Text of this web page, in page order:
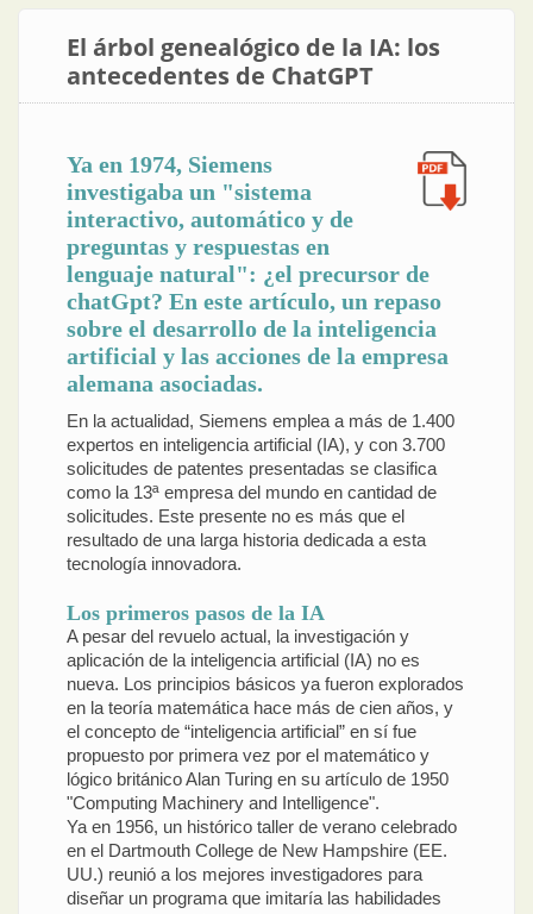
El árbol genealógico de la IA: los
antecedentes de ChatGPT
Ya en 1974, Siemens
investigaba un "sistema
interactivo, automático y de
preguntas y respuestas en
lenguaje natural": ¿el precursor de
chatGpt? En este artículo, un repaso
sobre el desarrollo de la inteligencia
artificial y las acciones de la empresa
alemana asociadas.
En la actualidad, Siemens emplea a más de 1.400
expertos en inteligencia artificial (IA), y con 3.700
solicitudes de patentes presentadas se clasifica
como la 13ª empresa del mundo en cantidad de
solicitudes. Este presente no es más que el
resultado de una larga historia dedicada a esta
tecnología innovadora.
Los primeros pasos de la IA
A pesar del revuelo actual, la investigación y
aplicación de la inteligencia artificial (IA) no es
nueva. Los principios básicos ya fueron explorados
en la teoría matemática hace más de cien años, y
el concepto de “inteligencia artificial” en sí fue
propuesto por primera vez por el matemático y
lógico británico Alan Turing en su artículo de 1950
"Computing Machinery and Intelligence".
Ya en 1956, un histórico taller de verano celebrado
en el Dartmouth College de New Hampshire (EE.
UU.) reunió a los mejores investigadores para
diseñar un programa que imitaría las habilidades